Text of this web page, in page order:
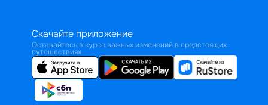
Скачайте приложение
Оставайтесь в курсе важных изменений в предстоящих
путешествиях